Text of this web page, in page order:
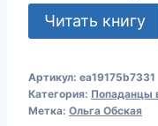
Читать книгу
Артикул: ea19175b7331
Категория: Попаданцы
Метка: Ольга Обская